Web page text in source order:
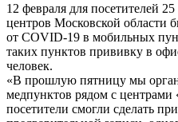
12 февраля для посетителей
центров Московской области
от COVID-19 в мобильных
таких пунктов прививку в
человек.
«В прошлую пятницу мы
медпунктов рядом с
посетители смогли сделать